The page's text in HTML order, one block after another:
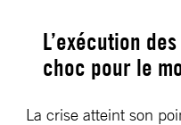
L’exécution
choc pour le
La crise atteint son